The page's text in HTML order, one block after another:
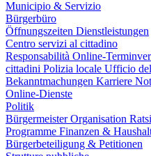
Municipio & Servizio
Bürgerbüro
Öffnungszeiten Dienstleistungen
Centro servizi al cittadino
Responsabilità Online-
cittadini Polizia locale Ufficio
Bekanntmachungen Karriere
Online-Dienste
Politik
BürgermeisterOrganisation
Programme Finanzen &
Bürgerbeteiligung & Petitionen